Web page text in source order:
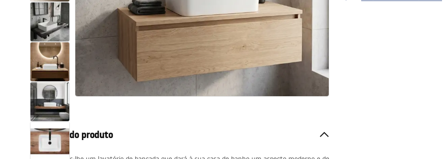
Cabinas de duche de casa de
banho
Misturadores de casa de banho
Chuveiros de casa de banho
Cozinha
Acessórios de casa de banho,
Descrição do produto